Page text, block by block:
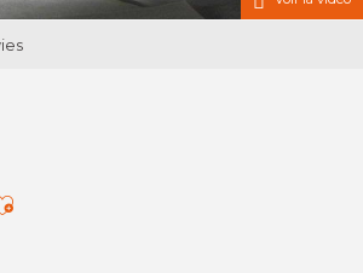
aux favoris